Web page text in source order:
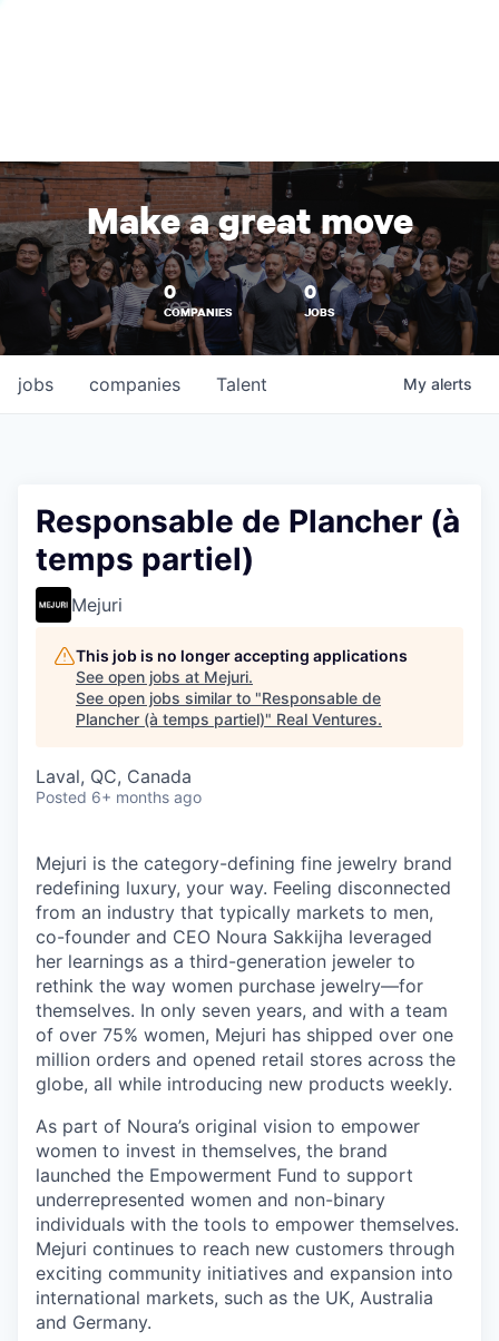
Make a great move
0
COMPANIES
0
JOBS
jobs companies Talent My alerts
Responsable de Plancher (à
temps partiel)
Mejuri
This job is no longer accepting applications
See open jobs at Mejuri.
See open jobs similar to "Responsable de
Plancher (à temps partiel)" Real Ventures.
Laval, QC, Canada
Posted 6+ months ago
Mejuri is the category-defining fine jewelry brand
redefining luxury, your way. Feeling disconnected
from an industry that typically markets to men,
co-founder and CEO Noura Sakkijha leveraged
her learnings as a third-generation jeweler to
rethink the way women purchase jewelry—for
themselves. In only seven years, and with a team
of over 75% women, Mejuri has shipped over one
million orders and opened retail stores across the
globe, all while introducing new products weekly.
As part of Noura’s original vision to empower
women to invest in themselves, the brand
launched the Empowerment Fund to support
underrepresented women and non-binary
individuals with the tools to empower themselves.
Mejuri continues to reach new customers through
exciting community initiatives and expansion into
international markets, such as the UK, Australia
and Germany.